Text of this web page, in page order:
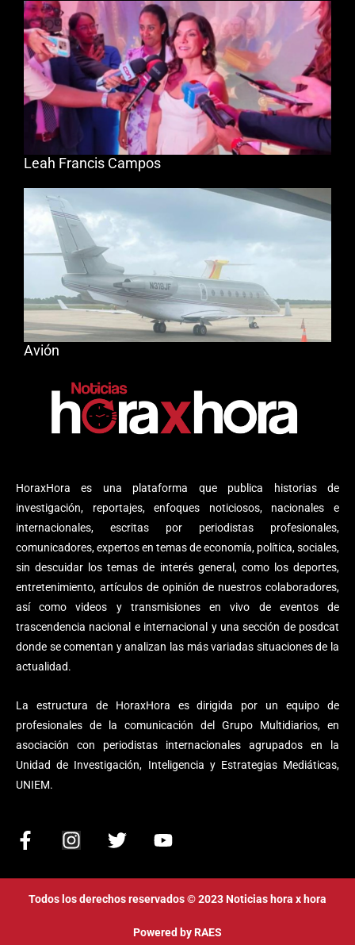
HoraxHora es una plataforma que publica historias de
investigación, reportajes, enfoques noticiosos, nacionales e
internacionales, escritas por periodistas profesionales,
comunicadores, expertos en temas de economía, política, sociales,
sin descuidar los temas de interés general, como los deportes,
entretenimiento, artículos de opinión de nuestros colaboradores,
así como videos y transmisiones en vivo de eventos de
trascendencia nacional e internacional y una sección de posdcat
donde se comentan y analizan las más variadas situaciones de la
actualidad.
La estructura de HoraxHora es dirigida por un equipo de
profesionales de la comunicación del Grupo Multidiarios, en
asociación con periodistas internacionales agrupados en la
Unidad de Investigación, Inteligencia y Estrategias Mediáticas,
UNIEM.
F
c
e
I
s
t
T
i
t
Y
u
t
b
Leah Francis Campos
Avión
Todos los derechos reservados © 2023 Noticias hora x hora
Powered byRAES